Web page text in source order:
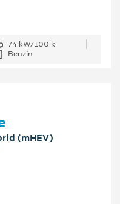
74 kW/100 k
Benzín
(mHEV)